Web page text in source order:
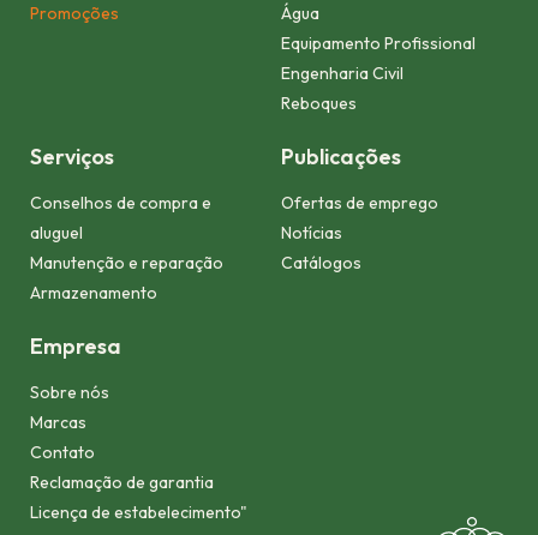
Promoções
Água
Equipamento Profissional
Engenharia Civil
Reboques
Serviços
Conselhos de compra e
aluguel
Manutenção e reparação
Armazenamento
Publicações
Ofertas de emprego
Notícias
Catálogos
Empresa
Sobre nós
Marcas
Contato
Reclamação de garantia
Licença de estabelecimento"